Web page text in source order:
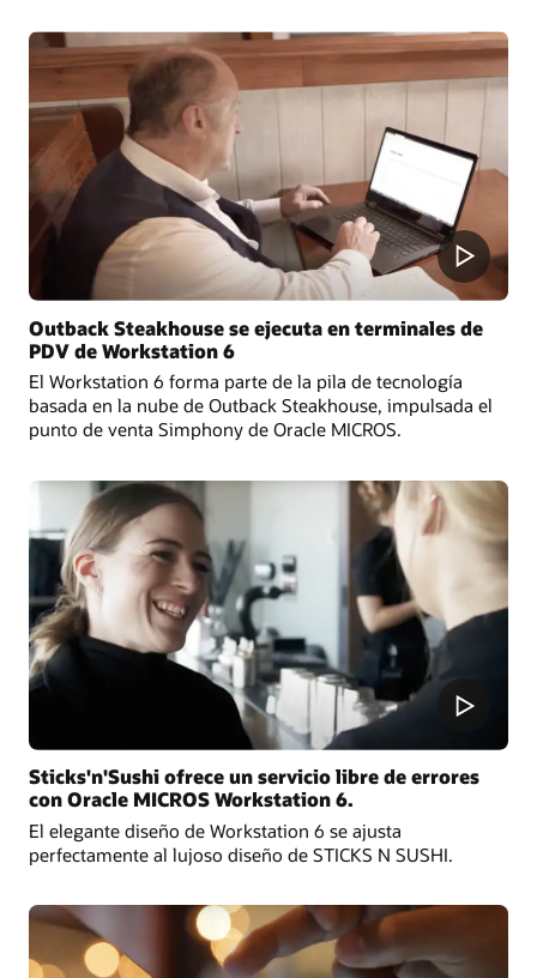
Outback Steakhouse se ejecuta en terminales de
PDV de Workstation 6
El Workstation 6 forma parte de la pila de tecnología
basada en la nube de Outback Steakhouse, impulsada el
punto de venta Simphony de Oracle MICROS.
Sticks'n'Sushi ofrece un servicio libre de errores
con Oracle MICROS Workstation 6.
El elegante diseño de Workstation 6 se ajusta
perfectamente al lujoso diseño de STICKS N SUSHI.